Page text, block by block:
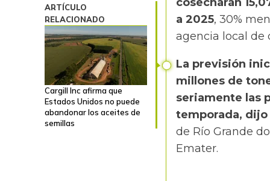
a 2025, 30%
agencia local de
ARTÍCULO
RELACIONADO
Cargill Inc afirma que
Estados Unidos no puede
abandonar los aceites de
semillas
La previsión
millones de
seriamente las
temporada, dijo
de Río Grande
Emater.